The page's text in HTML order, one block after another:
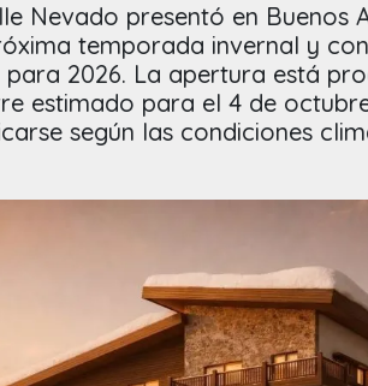
Nevado presentó en Buenos
temporada invernal y
2026. La apertura está
estimado para el 4 de
según las condiciones